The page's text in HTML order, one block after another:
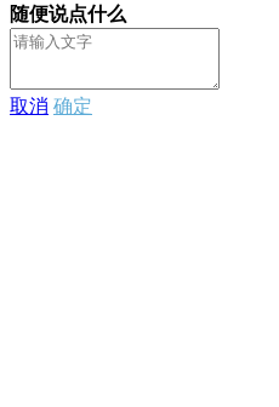
随便说点什么
取消 确定